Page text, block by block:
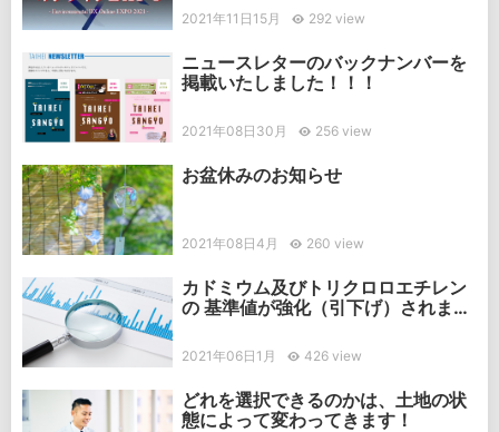
2021年11日15月 292 view
ニュースレターのバックナンバーを
掲載いたしました！！！
2021年08日30月 256 view
お盆休みのお知らせ
2021年08日4月 260 view
カドミウム及びトリクロロエチレン
の 基準値が強化（引下げ）されまし
2021年06日1月 426 view
どれを選択できるのかは、土地の状
態によって変わってきます！